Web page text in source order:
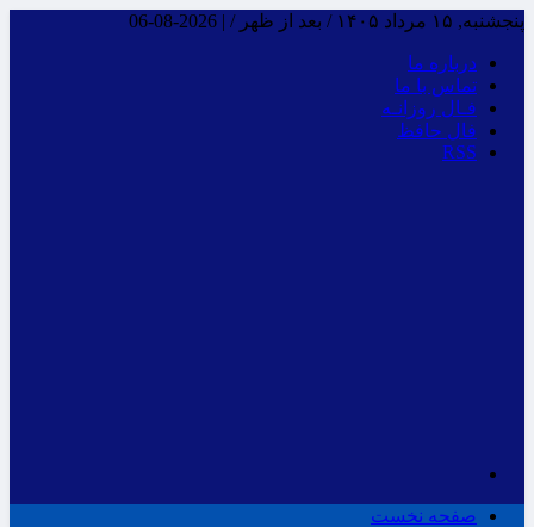
پنجشنبه, ۱۵ مرداد ۱۴۰۵ / بعد از ظهر / |
2026-08-06
درباره ما
تماس با ما
فـال روزانـه
فال حافظ
RSS
صفحه نخست